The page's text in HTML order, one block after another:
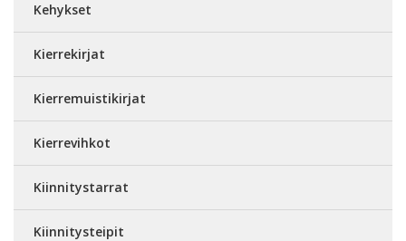
Kehykset
Kierrekirjat
Kierremuistikirjat
Kierrevihkot
Kiinnitystarrat
Kiinnitysteipit